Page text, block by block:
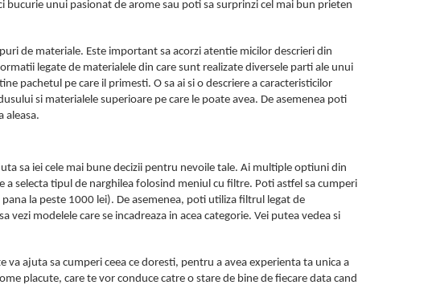
unui pasionat de arome sau poti sa surprinzi cel mai bun prieten
de materiale. Este important sa acorzi atentie micilor descrieri din
legate de materialele din care sunt realizate diversele parti ale unui
pachetul pe care il primesti. O sa ai si o descriere a caracteristicilor
si materialele superioare pe care le poate avea. De asemenea poti
aleasa.
sa iei cele mai bune decizii pentru nevoile tale. Ai multiple optiuni din
a selecta tipul de narghilea folosind meniul cu filtre. Poti astfel sa cumperi
la peste 1000 lei). De asemenea, poti utiliza filtrul legat de
modelele care se incadreaza in acea categorie. Vei putea vedea si
ajuta sa cumperi ceea ce doresti, pentru a avea experienta ta unica a
placute, care te vor conduce catre o stare de bine de fiecare data cand